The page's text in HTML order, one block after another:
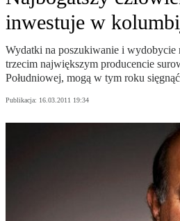
inwestuje w
Wydatki na poszukiwanie i
trzecim największym producencie
Południowej, mogą w tym roku
Publikacja: 16.03.2011 19:34